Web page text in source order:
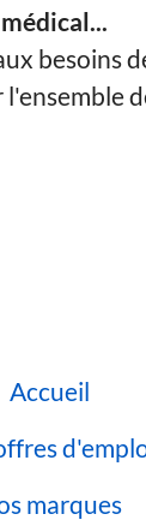
besoins
Accueil
marques